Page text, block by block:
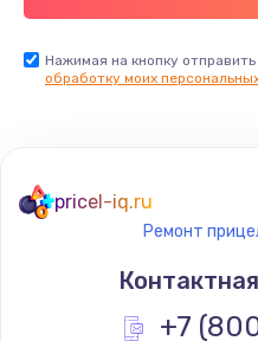
Нажимая на кнопку
обработку моих
pricel-iq.ru
Ремонт
+7